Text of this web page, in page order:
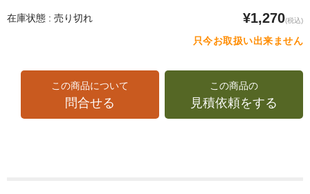
在庫状態 : 売り切れ ¥1,270(税込)
只今お取扱い出来ません
この商品について
問合せる
この商品の
見積依頼をする